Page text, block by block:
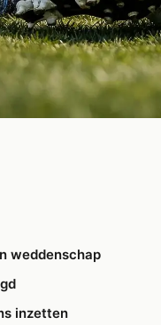
weddenschap
inzetten